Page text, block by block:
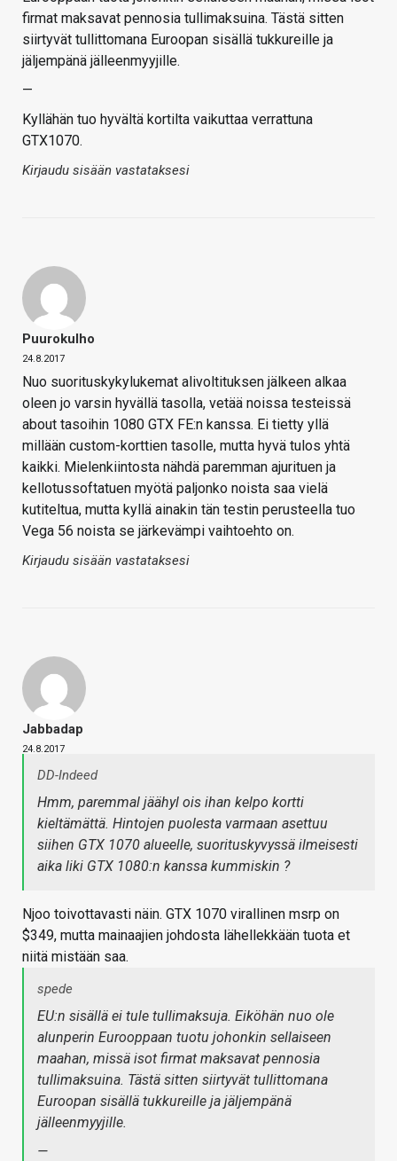
firmat maksavat pennosia tullimaksuina. Tästä sitten
siirtyvät tullittomana Euroopan sisällä tukkureille ja
jäljempänä jälleenmyyjille.
—
Kyllähän tuo hyvältä kortilta vaikuttaa verrattuna
GTX1070.
Kirjaudu sisään vastataksesi
Puurokulho
24.8.2017
Nuo suorituskykylukemat alivoltituksen jälkeen alkaa
oleen jo varsin hyvällä tasolla, vetää noissa testeissä
about tasoihin 1080 GTX FE:n kanssa. Ei tietty yllä
millään custom-korttien tasolle, mutta hyvä tulos yhtä
kaikki. Mielenkiintosta nähdä paremman ajurituen ja
kellotussoftatuen myötä paljonko noista saa vielä
kutiteltua, mutta kyllä ainakin tän testin perusteella tuo
Vega 56 noista se järkevämpi vaihtoehto on.
Kirjaudu sisään vastataksesi
Jabbadap
24.8.2017
DD-Indeed
Hmm, paremmal jäähyl ois ihan kelpo kortti
kieltämättä. Hintojen puolesta varmaan asettuu
siihen GTX 1070 alueelle, suorituskyvyssä ilmeisesti
aika liki GTX 1080:n kanssa kummiskin ?
Njoo toivottavasti näin. GTX 1070 virallinen msrp on
$349, mutta mainaajien johdosta lähellekkään tuota et
niitä mistään saa.
spede
EU:n sisällä ei tule tullimaksuja. Eiköhän nuo ole
alunperin Eurooppaan tuotu johonkin sellaiseen
maahan, missä isot firmat maksavat pennosia
tullimaksuina. Tästä sitten siirtyvät tullittomana
Euroopan sisällä tukkureille ja jäljempänä
jälleenmyyjille.
—